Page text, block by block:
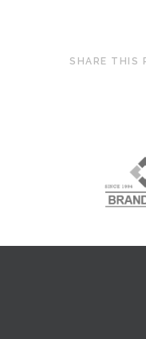
SHARE THIS